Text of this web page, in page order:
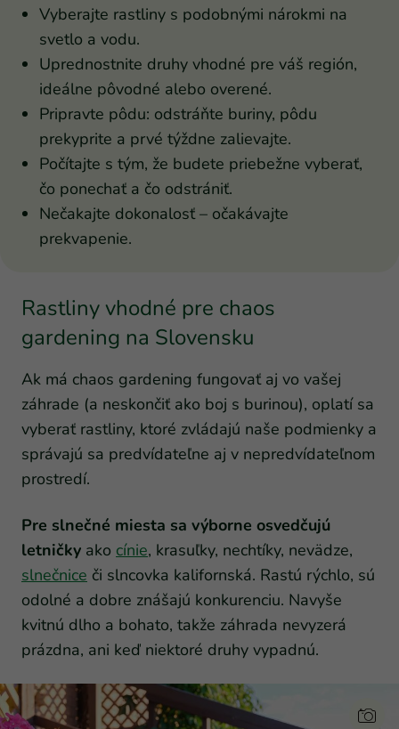
Vyberajte rastliny s podobnými nárokmi na
svetlo a vodu.
Uprednostnite druhy vhodné pre váš región,
ideálne pôvodné alebo overené.
Pripravte pôdu: odstráňte buriny, pôdu
prekyprite a prvé týždne zalievajte.
Počítajte s tým, že budete priebežne vyberať,
čo ponechať a čo odstrániť.
Nečakajte dokonalosť – očakávajte
prekvapenie.
Rastliny vhodné pre chaos
gardening na Slovensku
Ak má chaos gardening fungovať aj vo vašej
záhrade (a neskončiť ako boj s burinou), oplatí sa
vyberať rastliny, ktoré zvládajú naše podmienky a
správajú sa predvídateľne aj v nepredvídateľnom
prostredí.
Pre slnečné miesta sa výborne osvedčujú
letničky ako cínie, krasuľky, nechtíky, nevädze,
slnečnice či slncovka kalifornská. Rastú rýchlo, sú
odolné a dobre znášajú konkurenciu. Navyše
kvitnú dlho a bohato, takže záhrada nevyzerá
prázdna, ani keď niektoré druhy vypadnú.